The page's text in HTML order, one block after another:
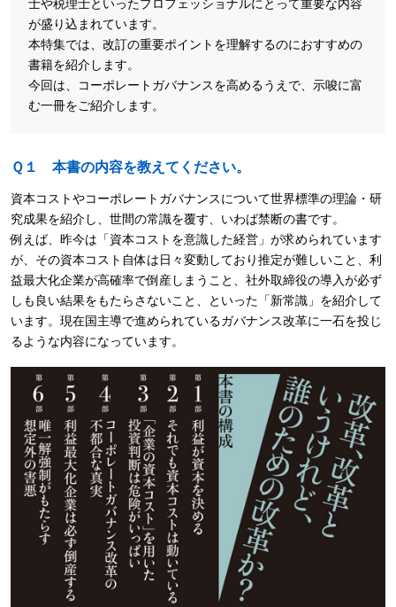
士や税理士といったプロフェッショナルにとって重要な内容
が盛り込まれています。
本特集では、改訂の重要ポイントを理解するのにおすすめの
書籍を紹介します。
今回は、コーポレートガバナンスを高めるうえで、示唆に富
む一冊をご紹介します。
Ｑ１ 本書の内容を教えてください。
資本コストやコーポレートガバナンスについて世界標準の理論・研
究成果を紹介し、世間の常識を覆す、いわば禁断の書です。
例えば、昨今は「資本コストを意識した経営」が求められています
が、その資本コスト自体は日々変動しており推定が難しいこと、利
益最大化企業が高確率で倒産しまうこと、社外取締役の導入が必ず
しも良い結果をもたらさないこと、といった「新常識」を紹介して
います。現在国主導で進められているガバナンス改革に一石を投じ
るような内容になっています。